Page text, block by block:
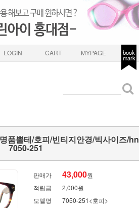
LOGIN CART MYPAGE book
mark
품뿔테/호피/빈티지안경/빅사이즈/hn
7050-251
판매가 43,000원
적립금
2,000원
모델명
7050-251<호피>